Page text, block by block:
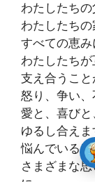
わたしたちの
わたしたちの
すべての恵み
わたしたちが
支え合うこと
怒り、争い、
愛と、喜びと
ゆるし合えま
悩んでいる
さまざまな